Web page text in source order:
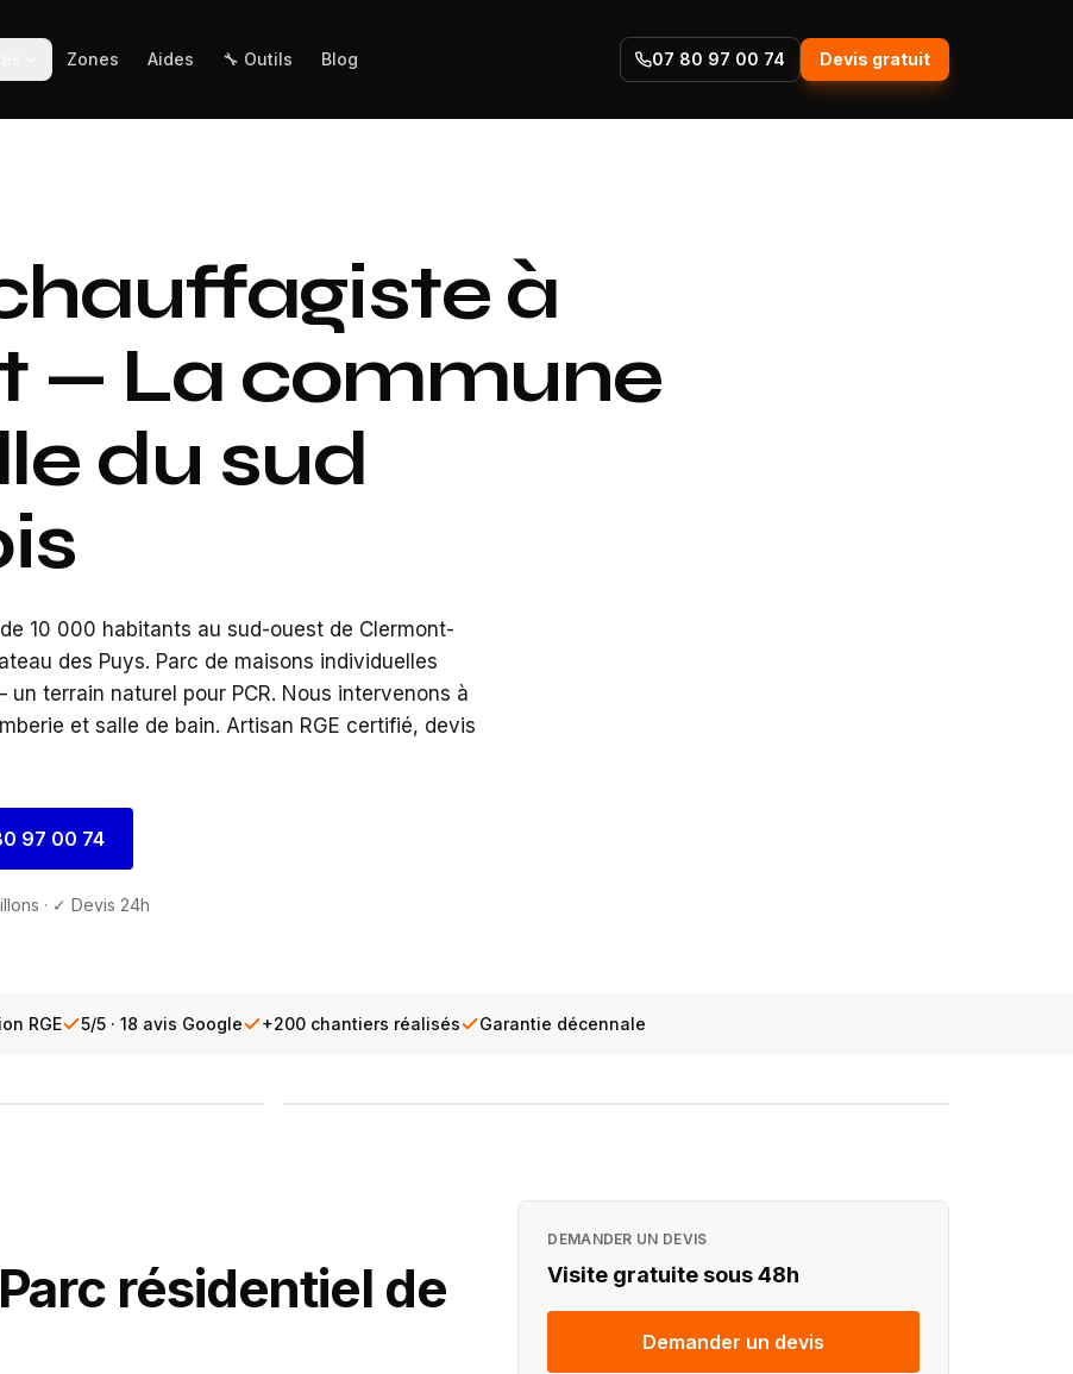
Zones Aides 🔧 Outils Blog 07 80 97 00 74 Devis gratuit
à
— La commune
du sud
10 000 habitants au sud-ouest de Clermont-
des Puys. Parc de maisons individuelles
terrain naturel pour PCR. Nous intervenons à
et salle de bain. Artisan RGE certifié, devis
97 00 74
· ✓ Devis 24h
RGE 5/5 · 18 avis Google +200 chantiers réalisés Garantie décennale
résidentiel de
DEMANDER UN DEVIS
Visite gratuite sous 48h
Demander un devis